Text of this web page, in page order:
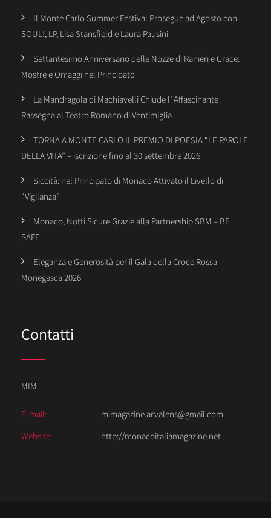
Il Monte Carlo Summer Festival Prosegue ad Agosto con
SOUL!, LP, Lisa Stansfield e Laura Pausini
Settantesimo Anniversario delle Nozze di Ranieri e Grace:
Mostre e Omaggi nel Principato
La Mandragola di Machiavelli Chiude l’ Affascinante
Rassegna al Teatro Romano di Ventimiglia
TORNA A MONTE CARLO IL PREMIO DI POESIA “LE PAROLE
DELLA VITA” – iscrizione fino al 30 settembre 2026
Siccità: nel Principato di Monaco Attivato il Livello di
“Vigilanza”
Monaco, Notti Sicure Grazie alla Partnership SBM – BE
SAFE
Eleganza e Generosità per il Gala della Croce Rossa
Monegasca 2026
Contatti
MIM
E-mail:
mimagazine.arvalens@gmail.com
Website:
http://monacoitaliamagazine.net